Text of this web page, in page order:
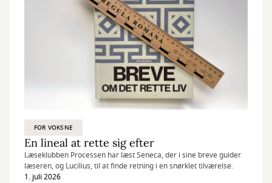
FOR VOKSNE
En lineal at rette sig efter
Læseklubben Processen har læst Seneca, der i sine breve guider
læseren, og Lucilius, til at finde retning i en snørklet tilværelse.
1. juli 2026